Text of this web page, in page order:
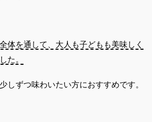
体を通して、大人も子どもも美味しく
た。
しずつ味わいたい方におすすめです。